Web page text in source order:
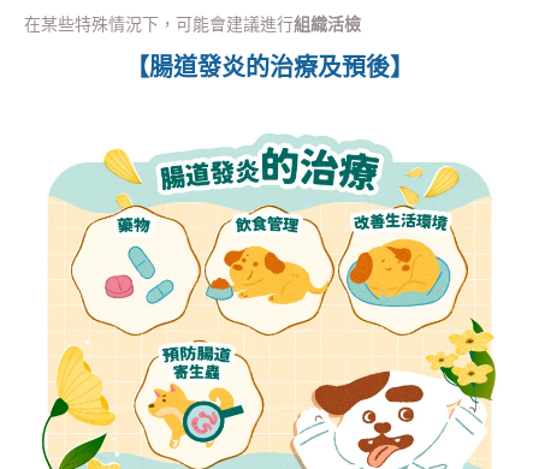
在某些特殊情況下，可能會建議進行組織活檢
【腸道發炎的治療及預後】